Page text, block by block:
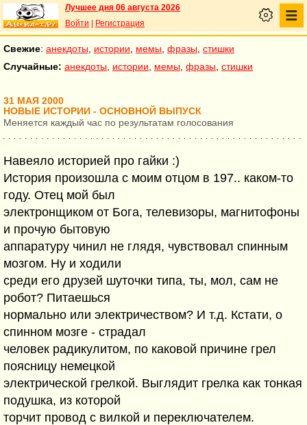
Лучшее дня 06 августа 2026
Войти
Регистрация
Свежие: анекдоты истории мемы фразы стишки
Случайные: анекдоты истории мемы фразы стишки
31 МАЯ 2000
НОВЫЕ ИСТОРИИ - ОСНОВНОЙ ВЫПУСК
Меняется каждый час по результатам голосования
Навеяло историей про гайки :)
История произошла с моим отцом в 197.. каком-то
году. Отец мой был
электронщиком от Бога, телевизоры, магнитофоны
и прочую бытовую
аппаратуру чинил не глядя, чувствовал спинным
мозгом. Ну и ходили
среди его друзей шуточки типа, ты, мол, сам не
робот? Питаешься
нормально или электричеством? И т.д. Кстати, о
спинном мозге - страдал
человек радикулитом, по каковой причине грел
поясницу немецкой
электрической грелкой. Выглядит грелка как тонкая
подушка, из которой
торчит провод с вилкой и переключателем.